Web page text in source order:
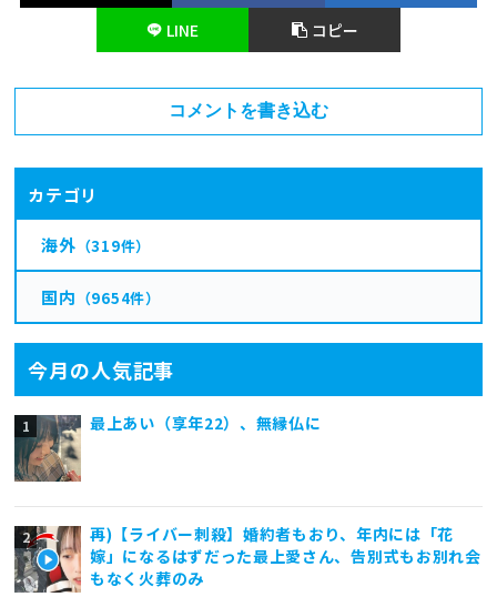
LINE
コピー
コメントを書き込む
カテゴリ
海外 （319件）
国内 （9654件）
今月の人気記事
最上あい（享年22）、無縁仏に
再)【ライバー刺殺】婚約者もおり、年内には「花
嫁」になるはずだった最上愛さん、告別式もお別れ会
もなく火葬のみ